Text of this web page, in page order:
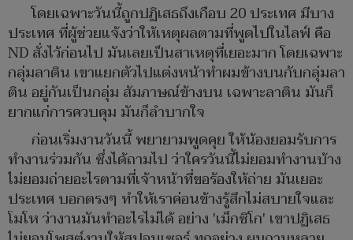
โดยเฉพาะวันนี้ถูกปฏิเสธถึงเกือบ 20 ประเทศ มีบาง
ประเทศ ที่ผู้ช่วยแจ้งว่าให้เหตุผลตามที่พูดไปในไลฟ์ คือ
ND สั่งไว้ก่อนไป มันเลยเป็นสาเหตุที่เยอะมาก โดยเฉพาะ
กลุ่มลาติน เขาแยกตัวไปแต่งหน้าทำผมข้างบนกับกลุ่มลา
ติน อยู่กันเป็นกลุ่ม สัมภาษณ์ข้างบน เฉพาะลาติน มันก็
ยากแก่การควบคุม มันก็ลำบากใจ
ก่อนเริ่มงานวันนี้ พยายามพูดคุย ให้น้องยอมรับการ
ทำงานร่วมกัน ซึ่งได้ถามไป ว่าใครวันนี้ไม่ยอมทำงานบ้าง
ไม่ยอมถ่ายอะไรตามที่เจ้าหน้าที่ขอร้องให้ถ่าย มันเยอะ
ประเทศ บอกตรงๆ ทำให้เราค่อนข้างรู้สึกไม่สบายใจและ
โมโห ว่างานมันทำอะไรไม่ได้ อย่าง 'เม็กซิโก' เขาปฏิเสธ